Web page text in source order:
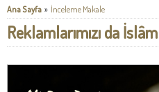
Ana Sayfa » İnceleme Makale
Reklamlarımızı da